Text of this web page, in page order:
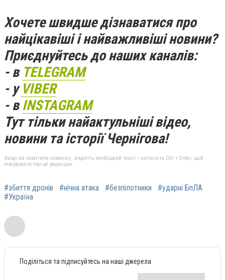
Хочете швидше дізнаватися про
найцікавіші і найважливіші новини?
Приєднуйтесь до наших каналів:
- в TELEGRAM
- у VIBER
- вINSTAGRAM
Тут тільки найактульніші відео,
новини та історії Чернігова!
Якщо ви помітили помилку, виділіть необхідний текст і натисніть Ctrl + Enter, щоб
повідомити про це редакцію
#збиття дронів #нічна атака #безпілотники
#ударні БпЛА
#Україна
Поділіться та підписуйтесь на наші джерела